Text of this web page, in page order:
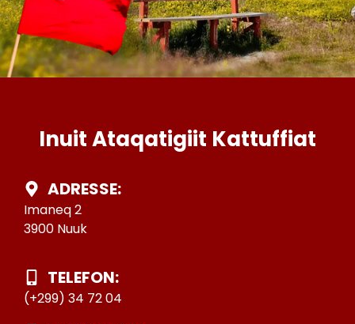
Inuit Ataqatigiit Kattuffiat
ADRESSE:
Imaneq 2
3900 Nuuk
TELEFON:
(+299) 34 72 04